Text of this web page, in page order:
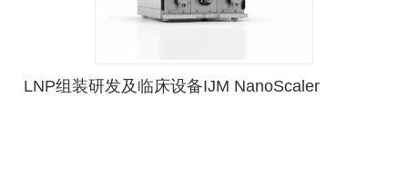
LNP组装研发及临床设备IJM NanoScaler